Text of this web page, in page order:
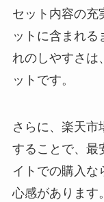
セット内容の充
ットに含まれる
れのしやすさは
ットです。
さらに、楽天市
することで、最
イトでの購入な
心感があります